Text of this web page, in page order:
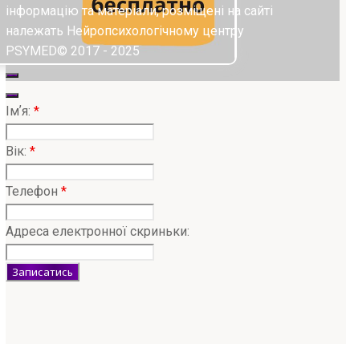
інформацію та матеріали, розміщені на сайті
належать Нейропсихологічному центру
PSYMED© 2017 - 2025
Імʼя: *
Вік: *
Телефон *
Адреса електронної скриньки: